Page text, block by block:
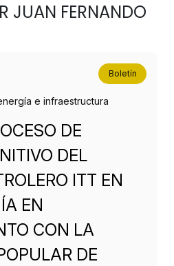
JUAN FERNANDO
Boletín
e infraestructura
DE
DEL
ITT EN
EN
CON LA
DE